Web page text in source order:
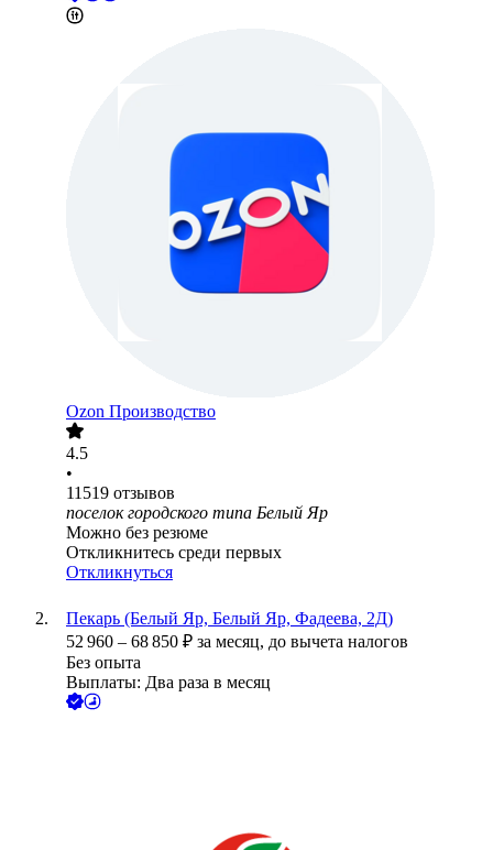
Ozon Производство
4.5
•
11519 отзывов
поселок городского типа Белый Яр
Можно без резюме
Откликнитесь среди первых
Откликнуться
Пекарь (Белый Яр, Белый Яр, Фадеева, 2Д)
52 960 – 68 850 ₽ за месяц, до вычета налогов
Без опыта
Выплаты: Два раза в месяц